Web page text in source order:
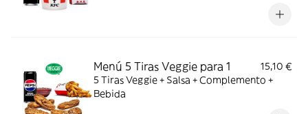
Menú 5 Tiras Veggie para 1
15,10 €
5 Tiras Veggie + Salsa + Complemento +
Bebida